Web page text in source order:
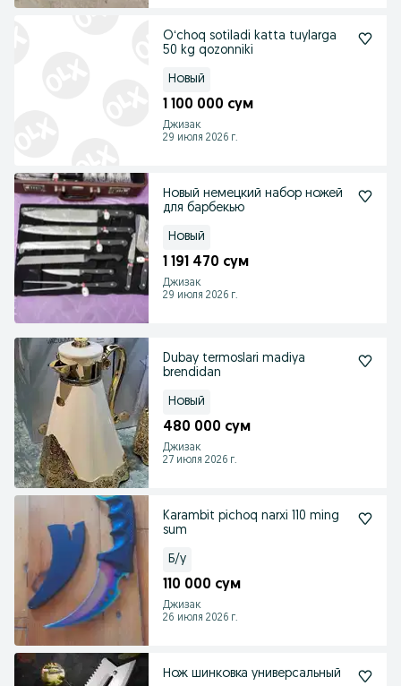
Oʻchoq sotiladi katta tuylarga
50 kg qozonniki
Новый
1 100 000 сум
Джизак
29 июля 2026 г.
Новый немецкий набор ножей
для барбекью
Новый
1 191 470 сум
Джизак
29 июля 2026 г.
Dubay termoslari madiya
brendidan
Новый
480 000 сум
Джизак
27 июля 2026 г.
Karambit pichoq narxi 110 ming
sum
Б/у
110 000 сум
Джизак
26 июля 2026 г.
Нож шинковка универсальный